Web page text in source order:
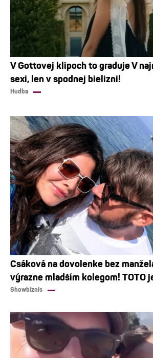
V Gottovej klipoch to graduje V
sexi, len v spodnej bielizni!
Hudba
Csáková na dovolenke bez
výrazne mladším kolegom! TOTO
Showbiznis